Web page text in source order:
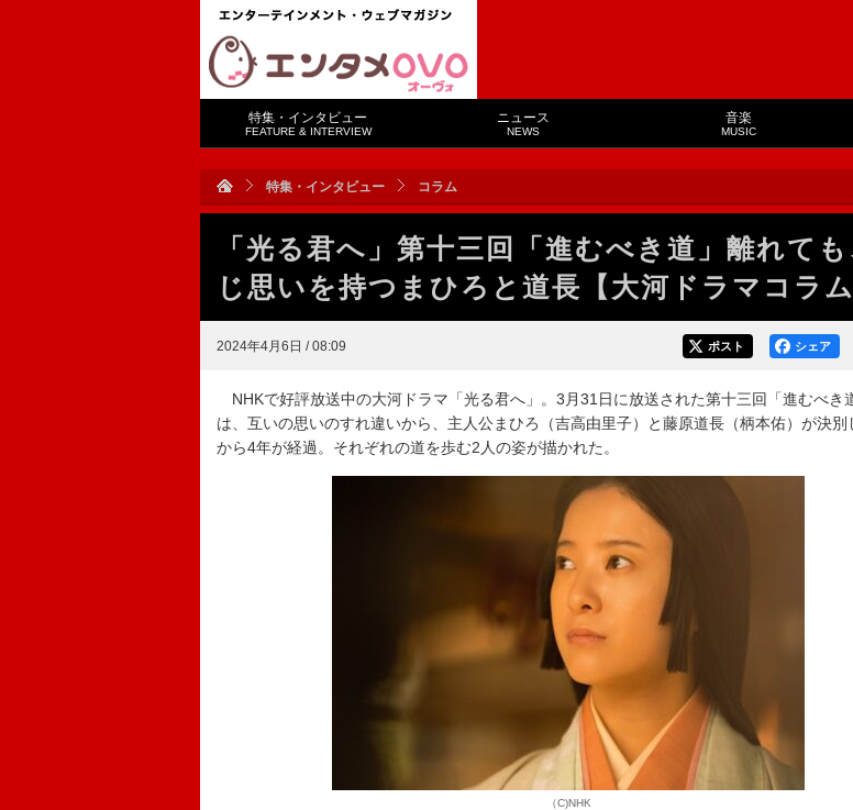
特集・インタビュー
FEATURE & INTERVIEW
ニュース
NEWS
音楽
MUSIC
特集・インタビュー コラム
「光る君へ」第十三回「進むべき道」離れても
じ思いを持つまひろと道長【大河ドラマコラム
2024年4月6日 / 08:09 シェア
ポスト
NHKで好評放送中の大河ドラマ「光る君へ」。3月31日に放送された第十三回「進むべき
は、互いの思いのすれ違いから、主人公まひろ（吉高由里子）と藤原道長（柄本佑）が決別
から4年が経過。それぞれの道を歩む2人の姿が描かれた。
（C)NHK